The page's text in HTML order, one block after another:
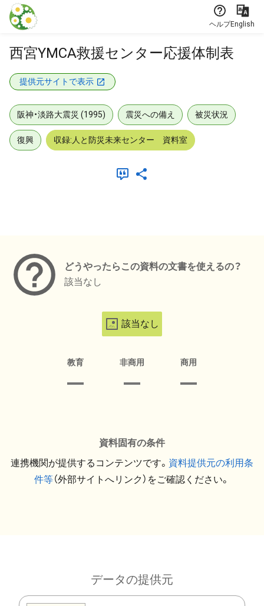
本文に飛ぶ
ヘルプEnglish
西宮YMCA救援センター応援体制表
提供元サイトで表示
阪神・淡路大震災 (1995) 震災への備え 被災状況
復興 収録:人と防災未来センター 資料室
どうやったらこの資料の文書を使えるの？
該当なし
該当なし
教育 非商用 商用
資料固有の条件
連携機関が提供するコンテンツです。 資料提供元の利用条
件等（外部サイトへリンク）をご確認ください。
データの提供元